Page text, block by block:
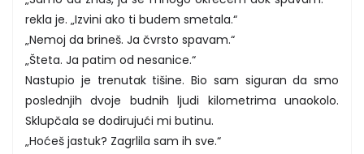
rekla je. „Izvini ako ti budem smetala.“
„Nemoj da brineš. Ja čvrsto spavam.“
„Šteta. Ja patim od nesanice.“
Nastupio je trenutak tišine. Bio sam siguran da smo
poslednjih dvoje budnih ljudi kilometrima unaokolo.
Sklupčala se dodirujući mi butinu.
„Hoćeš jastuk? Zagrlila sam ih sve.“